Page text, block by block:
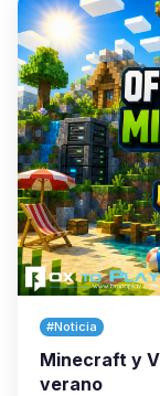
#Noticia
Minecraft y
verano